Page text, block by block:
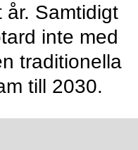
Samtidigt
inte med
traditionella
till 2030.